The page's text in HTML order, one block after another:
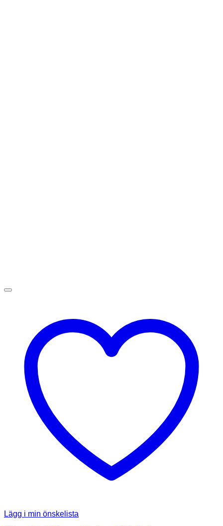
Lägg i min önskelista